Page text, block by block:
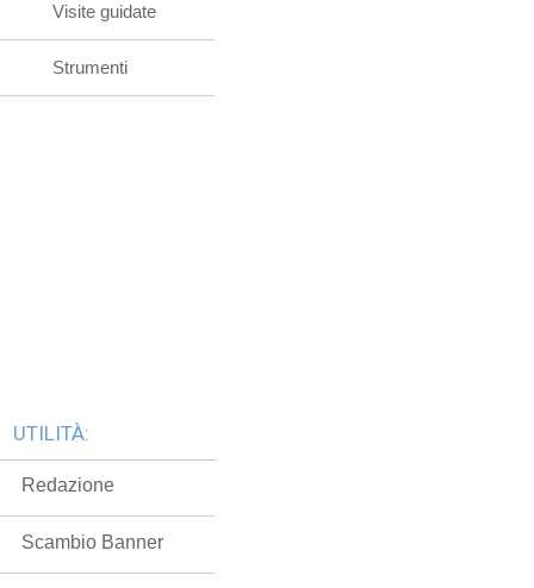
Visite guidate
Strumenti
UTILITÀ:
Redazione
Scambio Banner